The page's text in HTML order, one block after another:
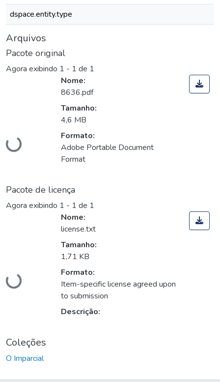
dspace.entity.type
Arquivos
Pacote original
Agora exibindo 1 - 1 de 1
Carregando...
Nome:
8636.pdf
Tamanho:
4,6 MB
Formato:
Adobe Portable Document
Format
Pacote de licença
Agora exibindo 1 - 1 de 1
Carregando...
Nome:
license.txt
Tamanho:
1,71 KB
Formato:
Item-specific license agreed upon
to submission
Descrição:
Coleções
O Imparcial